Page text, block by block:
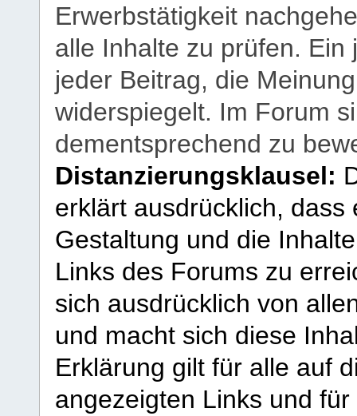
Erwerbstätigkeit
alle Inhalte zu prüfen.
jeder Beitrag, die
widerspiegelt. Im Forum
dementsprechend zu
Distanzierungsklausel:
erklärt ausdrücklich,
Gestaltung und die
Links des Forums zu
sich ausdrücklich von
und macht sich diese
Erklärung gilt für alle auf
angezeigten Links und